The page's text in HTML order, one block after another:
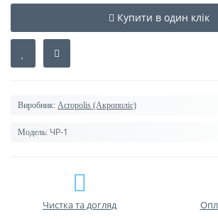
Купити в один клік
Виробник: Acropolis (Акрополіс)
Модель: ЧР-1
Чистка та догляд